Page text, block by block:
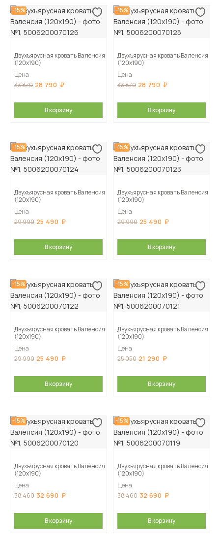
-15%
Двухъярусная кровать Валенсия
(120х190)
Цена
33 870 28 790
В корзину
-15%
Двухъярусная кровать Валенсия
(120х190)
Цена
33 870 28 790
В корзину
-15%
Двухъярусная кровать Валенсия
(120х190)
Цена
29 990 25 490
В корзину
-15%
Двухъярусная кровать Валенсия
(120х190)
Цена
29 990 25 490
В корзину
-15%
Двухъярусная кровать Валенсия
(120х190)
Цена
29 990 25 490
В корзину
-15%
Двухъярусная кровать Валенсия
(120х190)
Цена
25 050 21 290
В корзину
-15%
Двухъярусная кровать Валенсия
(120х190)
Цена
38 460 32 690
В корзину
-15%
Двухъярусная кровать Валенсия
(120х190)
Цена
38 460 32 690
В корзину